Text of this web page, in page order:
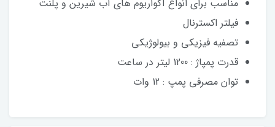
مناسب برای انواع آکواریوم های آب شیرین و پلنت
فیلتر اکسترنال
تصفیه فیزیکی و بیولوژیکی
قدرت پمپاژ : 1200 لیتر در ساعت
توان مصرفی پمپ : 12 وات